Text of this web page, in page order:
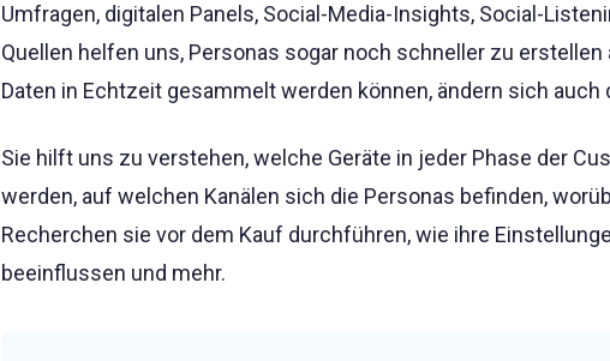
Umfragen, digitalen Panels, Social-Media-Insights, Social-
Quellen helfen uns, Personas sogar noch schneller zu erstellen
Daten in Echtzeit gesammelt werden können, ändern sich auch
Sie hilft uns zu verstehen, welche Geräte in jeder Phase der
werden, auf welchen Kanälen sich die Personas befinden,
Recherchen sie vor dem Kauf durchführen, wie ihre
beeinflussen und mehr.